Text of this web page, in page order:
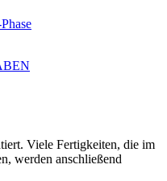
Viele Fertigkeiten, die im
werden anschließend